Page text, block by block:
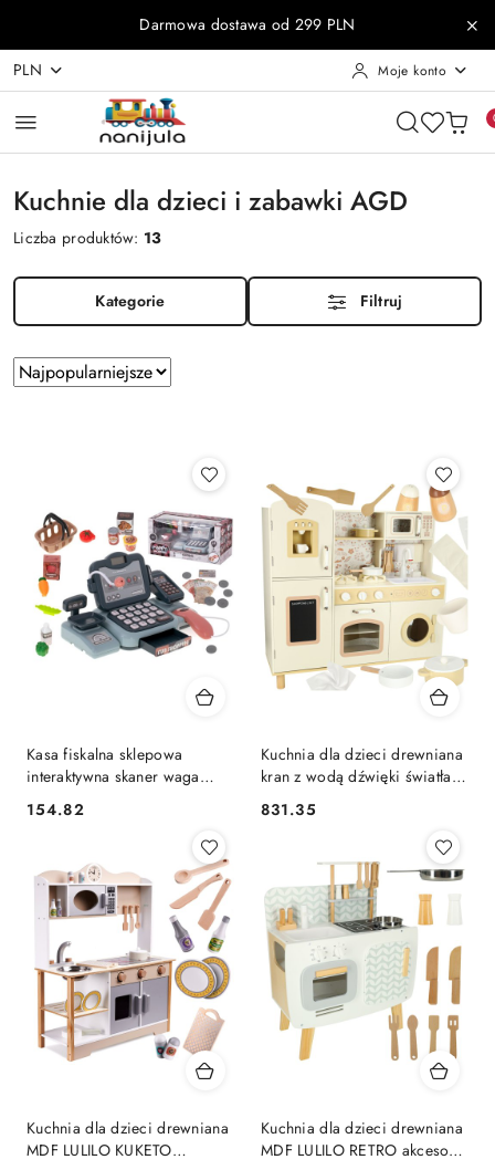
Przejdź do treści głównej
Przejdź do wyszukiwarki
Przejdź do moje konto
Przejdź do menu głównego
Przejdź do stopkiDarmowa dostawa od 299 PLN
PLN Moje konto
Kuchnie dla dzieci i zabawki AGD
Liczba produktów: 13
Kategorie Filtruj
Zastosowano
sortowanie:
Sortuj
według
Kasa fiskalna sklepowa
interaktywna skaner waga
koszyk monety mikrofon
światło dźwięk
Cena:
154.82
Kuchnia dla dzieci drewniana
kran z wodą dźwięki światła
90cm beżowa
Cena:
831.35
Kuchnia dla dzieci drewniana
MDF LULILO KUKETO
Kuchnia dla dzieci drewniana
MDF LULILO RETRO akcesoria